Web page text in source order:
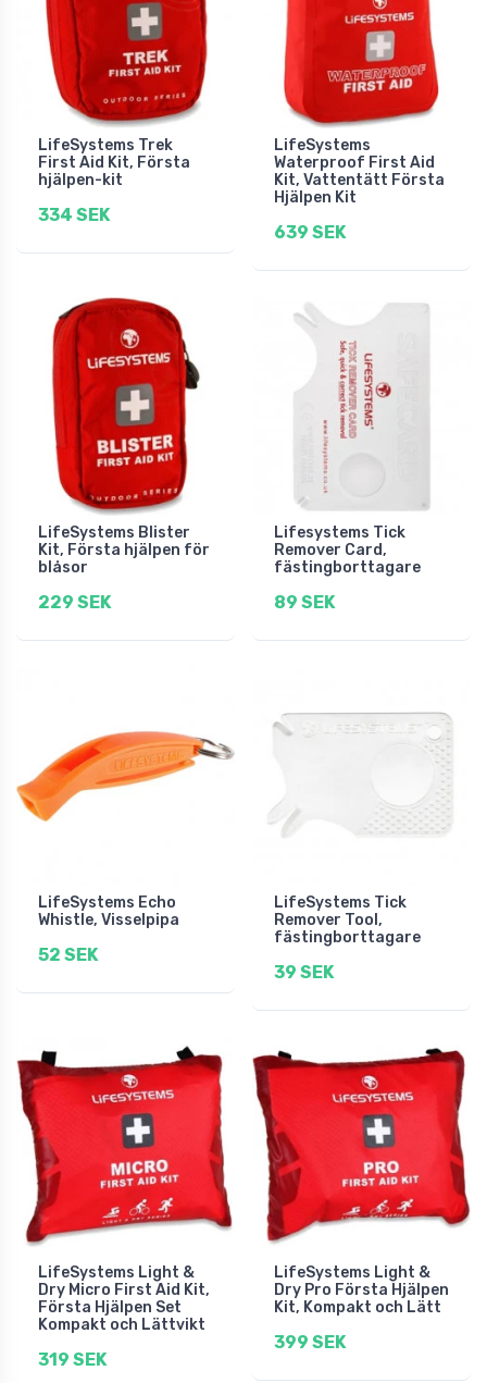
LifeSystems Trek
First Aid Kit, Första
hjälpen-kit
334 SEK
LifeSystems
Waterproof First Aid
Kit, Vattentätt Första
Hjälpen Kit
639 SEK
LifeSystems Blister
Kit, Första hjälpen för
blåsor
229 SEK
Lifesystems Tick
Remover Card,
fästingborttagare
89 SEK
LifeSystems Echo
Whistle, Visselpipa
52 SEK
LifeSystems Tick
Remover Tool,
fästingborttagare
39 SEK
LifeSystems Light &
Dry Micro First Aid Kit,
Första Hjälpen Set
Kompakt och Lättvikt
319 SEK
LifeSystems Light &
Dry Pro Första Hjälpen
Kit, Kompakt och Lätt
399 SEK